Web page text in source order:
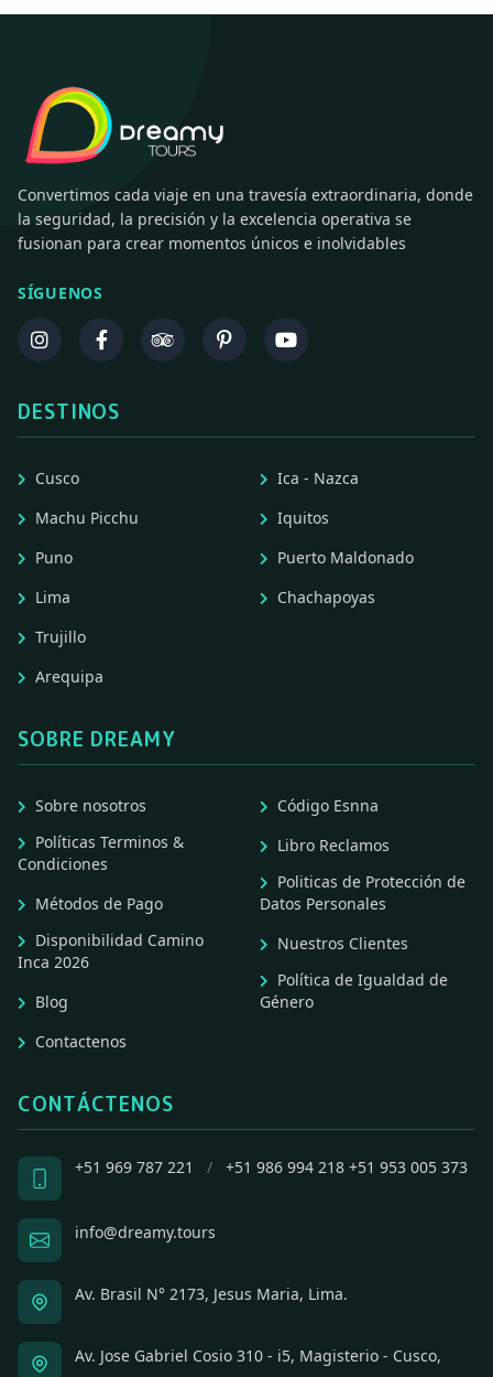
Convertimos cada viaje en una travesía extraordinaria, donde
la seguridad, la precisión y la excelencia operativa se
fusionan para crear momentos únicos e inolvidables
SÍGUENOS
DESTINOS
Cusco
Machu Picchu
Puno
Lima
Trujillo
Arequipa
Ica - Nazca
Iquitos
Puerto Maldonado
Chachapoyas
SOBRE DREAMY
Sobre nosotros
Políticas Terminos &
Condiciones
Métodos de Pago
Disponibilidad Camino
Inca 2026
Blog
Contactenos
Código Esnna
Libro Reclamos
Politicas de Protección de
Datos Personales
Nuestros Clientes
Política de Igualdad de
Género
CONTÁCTENOS
+51 969 787 221 / +51 986 994 218 +51 953 005 373
info@dreamy.tours
Av. Brasil N° 2173, Jesus Maria, Lima.
Av. Jose Gabriel Cosio 310 - i5, Magisterio - Cusco,